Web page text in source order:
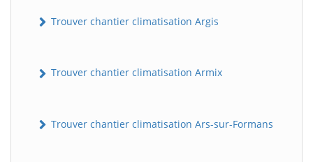
Trouver chantier climatisation Argis
Trouver chantier climatisation Armix
Trouver chantier climatisation Ars-sur-Formans